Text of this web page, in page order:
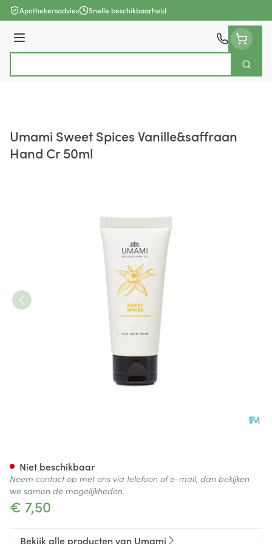
Ga naar de inhoud
Apothekersadvies Snelle beschikbaarheid
Menu
Zoek
Umami Sweet Spices Vanille&saffraan
Hand Cr 50ml
€ 7,50
Niet beschikbaar
Neem contact op met ons via telefoon of e-mail, dan bekijken
we samen de mogelijkheden.
Bekijk alle producten van Umami